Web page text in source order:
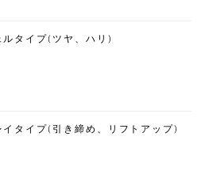
タイプ(ツヤ、ハリ)
タイプ(引き締め、リフトアップ)